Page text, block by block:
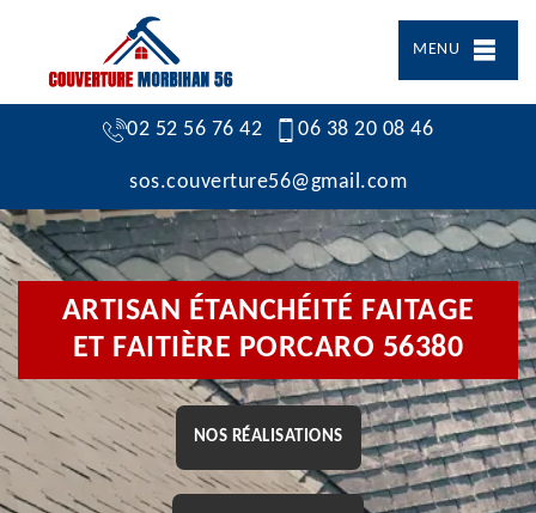
MENU
02 52 56 76 42 06 38 20 08 46
sos.couverture56@gmail.com
ARTISAN ÉTANCHÉITÉ FAITAGE
ET FAITIÈRE PORCARO 56380
NOS RÉALISATIONS